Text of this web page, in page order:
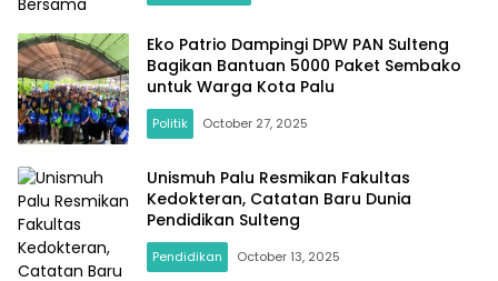
Eko Patrio Dampingi DPW PAN Sulteng
Bagikan Bantuan 5000 Paket Sembako
untuk Warga Kota Palu
Politik October 27, 2025
Unismuh Palu Resmikan Fakultas
Kedokteran, Catatan Baru Dunia
Pendidikan Sulteng
Pendidikan October 13, 2025